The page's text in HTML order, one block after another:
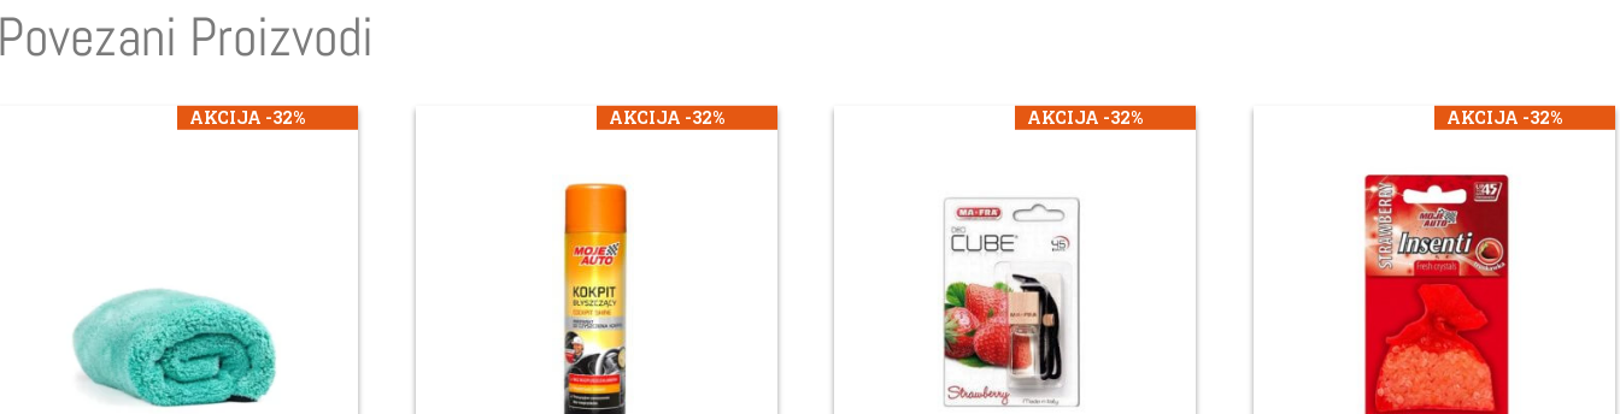
Proizvodi
AKCIJA -32% AKCIJA -32% AKCIJA -32% AKCIJA -32%